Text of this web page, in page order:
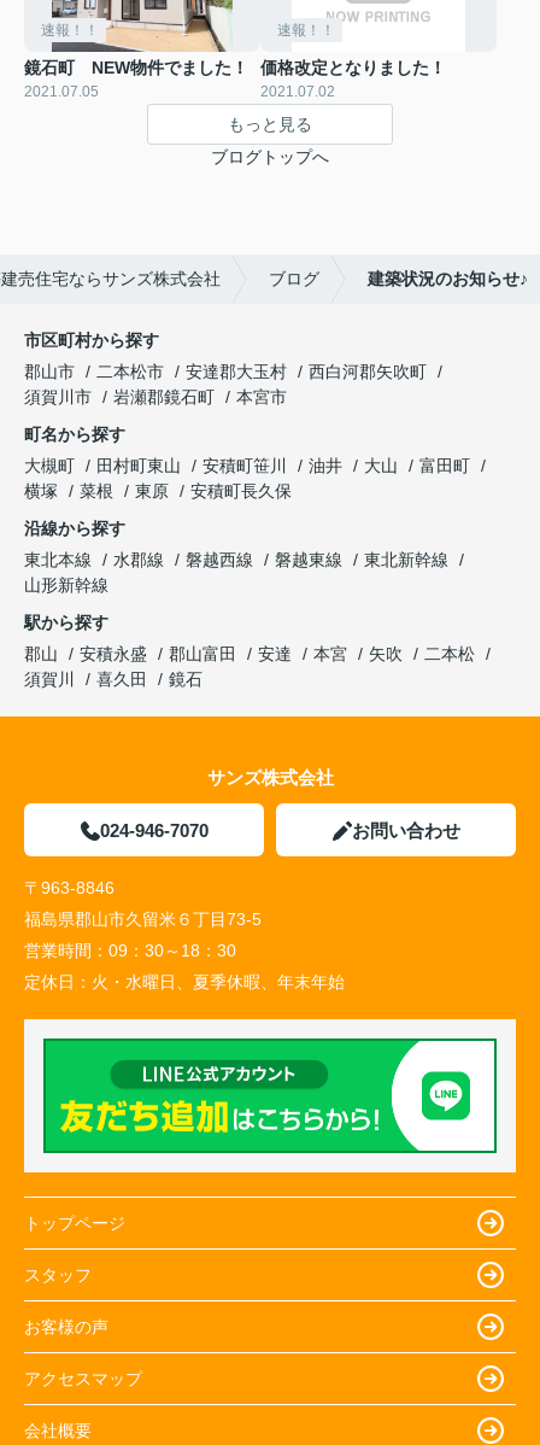
速報！！
鏡石町 NEW物件でました！
2021.07.05
速報！！
価格改定となりました！
2021.07.02
もっと見る
ブログトップへ
売住宅ならサンズ株式会社 ブログ 建築状況のお知らせ♪
市区町村から探す
郡山市
二本松市 安達郡大玉村
西白河郡矢吹町
須賀川市
岩瀬郡鏡石町
本宮市
町名から探す
大槻町
田村町東山 安積町笹川 油井 大山
富田町
横塚
菜根 東原
安積町長久保
沿線から探す
東北本線
水郡線 磐越西線 磐越東線
東北新幹線
山形新幹線
駅から探す
郡山
安積永盛 郡山富田 安達 本宮 矢吹
二本松
須賀川
喜久田 鏡石
サンズ株式会社
024-946-7070 お問い合わせ
〒963-8846
福島県郡山市久留米６丁目73-5
営業時間： 09：30～18：30
定休日： 火・水曜日、夏季休暇、年末年始
トップページ
スタッフ
お客様の声
アクセスマップ
会社概要